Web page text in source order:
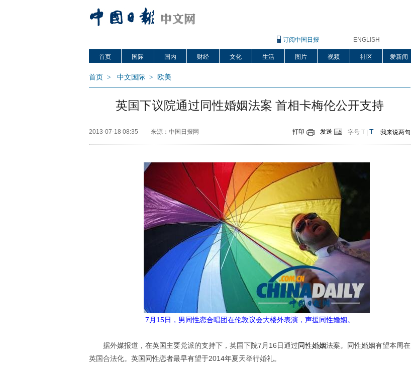
订阅中国日报 ENGLISH
首页 国际 国内 财经 文化 生活 图片 视频 社区 爱新闻
首页 > 中文国际 > 欧美
英国下议院通过同性婚姻法案 首相卡梅伦公开支持
2013-07-18 08:35 来源：中国日报网 打印 发送 字号 T T 我来说两句
7月15日，男同性恋合唱团在伦敦议会大楼外表演，声援同性婚姻。
据外媒报道，在英国主要党派的支持下，英国下院7月16日通过同性婚姻法案。同性婚姻有望本周在
英国合法化。英国同性恋者最早有望于2014年夏天举行婚礼。